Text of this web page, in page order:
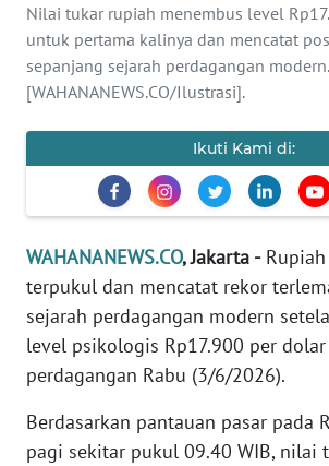
Nilai tukar rupiah menembus level
untuk pertama kalinya dan mencatat
sepanjang sejarah perdagangan modern.
[WAHANANEWS.CO/Ilustrasi].
Ikuti Kami di:
WAHANANEWS.CO, Jakarta -Rupiah
terpukul dan mencatat rekor
sejarah perdagangan modern
level psikologis Rp17.900 per dolar
perdagangan Rabu (3/6/2026).
Berdasarkan pantauan pasar pada
pagi sekitar pukul 09.40 WIB, nilai
PENDIDIKAN
OLAHRAGA
EDITORIAL
Informasi
INDEKS
BERITA
KONTAK
KAMI